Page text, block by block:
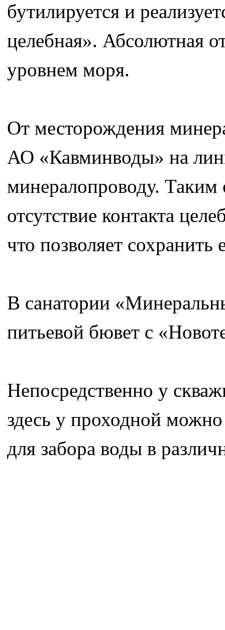
бутилируется и
целебная». Абсолютная
уровнем моря.
От месторождения
АО «Кавминводы» на
минералопроводу. Таким
отсутствие контакта
что позволяет сохранить
В санатории
питьевой бювет с
Непосредственно у
здесь у проходной
для забора воды в